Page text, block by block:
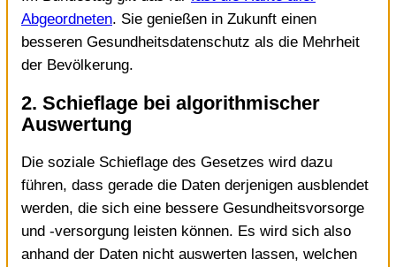
Abgeordneten. Sie genießen in Zukunft einen
besseren Gesundheitsdatenschutz als die Mehrheit
der Bevölkerung.
2. Schieflage bei algorithmischer
Auswertung
Die soziale Schieflage des Gesetzes wird dazu
führen, dass gerade die Daten derjenigen ausblendet
werden, die sich eine bessere Gesundheitsvorsorge
und ‑versorgung leisten können. Es wird sich also
anhand der Daten nicht auswerten lassen, welchen